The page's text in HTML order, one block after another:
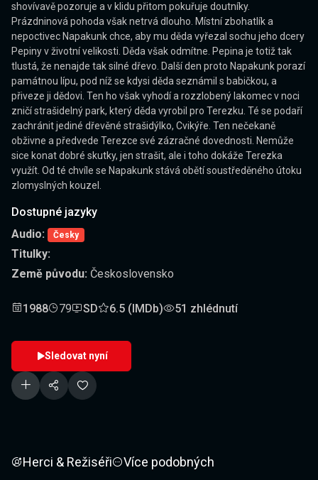
shovívavě pozoruje a v klidu přitom pokuřuje doutníky.
Prázdninová pohoda však netrvá dlouho. Místní zbohatlík a
nepoctivec Napakunk chce, aby mu děda vyřezal sochu jeho dcery
Pepiny v životní velikosti. Děda však odmítne. Pepina je totiž tak
tlustá, že nenajde tak silné dřevo. Další den proto Napakunk porazí
památnou lípu, pod níž se kdysi děda seznámil s babičkou, a
přiveze ji dědovi. Ten ho však vyhodí a rozzlobený lakomec v noci
zničí strašidelný park, který děda vyrobil pro Terezku. Té se podaří
zachránit jediné dřevěné strašidýlko, Cvikýře. Ten nečekaně
obživne a předvede Terezce své zázračné dovednosti. Nemůže
sice konat dobré skutky, jen strašit, ale i toho dokáže Terezka
využít. Od té chvíle se Napakunk stává obětí soustředěného útoku
zlomyslných kouzel.
Dostupné jazyky
Audio:
Česky
Titulky:
Země původu: Československo
1988 79 SD 6.5 (IMDb) 51 zhlédnutí
Sledovat nyní
Herci & Režiséři Více podobných